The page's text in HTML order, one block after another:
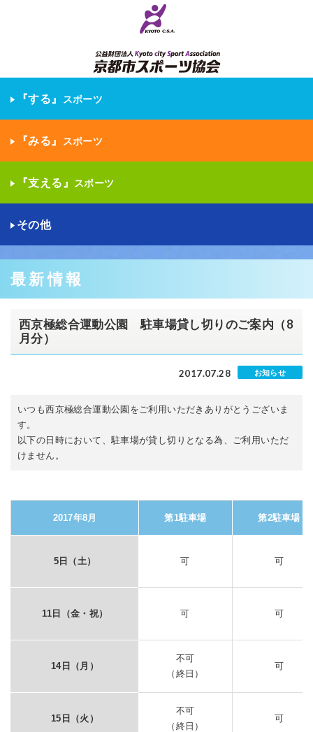
『する』 スポーツ
『みる』 スポーツ
『支える』 スポーツ
その他
最新情報
西京極総合運動公園 駐車場貸し切りのご案内（8
月分）
2017.07.28 お知らせ
いつも西京極総合運動公園をご利用いただきありがとうございま
す。
以下の日時において、駐車場が貸し切りとなる為、ご利用いただ
けません。
2017年8月 第1駐車場 第2駐車場
5日（土） 可 可
11日（金・祝） 可 可
14日（月）
不可
（終日）
可
15日（火）
不可
（終日）
可